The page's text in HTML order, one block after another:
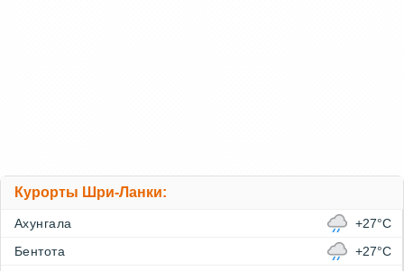
Курорты Шри-Ланки:
Ахунгала
+27°C
Бентота
+27°C